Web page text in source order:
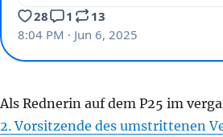
Als Rednerin auf dem P25 im
2. Vorsitzende des umstrittenen